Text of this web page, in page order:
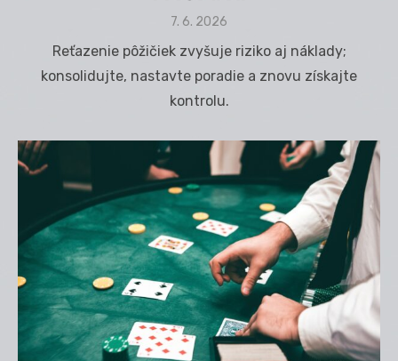
Posted
7. 6. 2026
Reťazenie pôžičiek zvyšuje riziko aj náklady;
konsolidujte, nastavte poradie a znovu získajte
kontrolu.